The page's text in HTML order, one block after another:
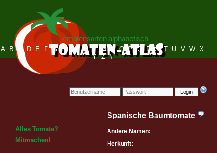
Login
Tomatensorten alphabetisch
A B C D E F G H I J K L M N O P Q R S T U V W X
Y Z #
Alles Tomate?
Mitmachen!
Spanische Baumtomate
Andere Namen:
Herkunft: